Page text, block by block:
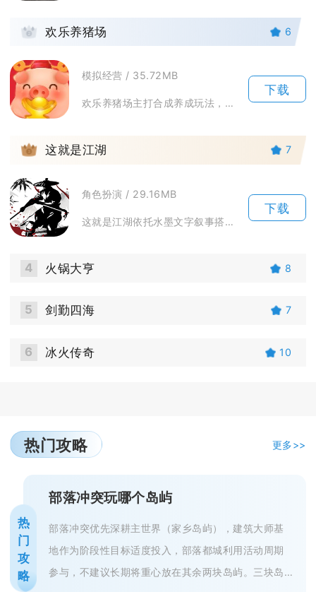
2 欢乐养猪场 6
模拟经营 / 35.72MB
欢乐养猪场主打合成养成玩法，玩家经营一座专属猪场，依靠合成小猪不断扩张农场规模。开局会赠送...
下载
3 这就是江湖 7
角色扮演 / 29.16MB
这就是江湖依托水墨文字叙事搭建开放式武侠放置世界，摒弃固定职业束缚，玩家从无名少侠起步，可...
下载
4 火锅大亨 8
5 剑勤四海 7
6 冰火传奇 10
热门攻略 更多>>
热
门
攻
略
部落冲突玩哪个岛屿
部落冲突优先深耕主世界（家乡岛屿），建筑大师基
地作为阶段性目标适度投入，部落都城利用活动周期
参与，不建议长期将重心放在其余两块岛屿。三块岛